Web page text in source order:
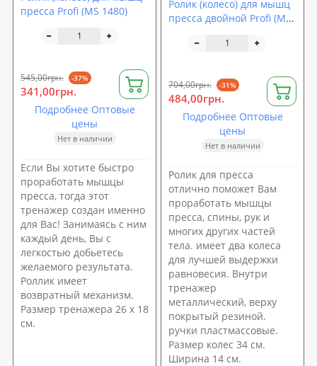
пресса Profi (MS 1480)
545,00грн. -37%
341,00грн.
Подробнее Оптовые
цены
Нет в наличии
Если Вы хотите быстро
проработать мышцы
пресса, тогда этот
тренажер создан именно
для Вас! Занимаясь с ним
каждый день, Вы с
легкостью добьетесь
желаемого результата.
Роллик имеет
возвратный механизм.
Размер тренажера 26 х 18
см.
Ролик (колесо) для мышц
пресса двойной Profi (MS
704,00грн. -31%
484,00грн.
Подробнее Оптовые
цены
Нет в наличии
Ролик для пресса
отлично поможет Вам
проработать мышцы
пресса, спины, рук и
многих других частей
тела. имеет два колеса
для лучшей выдержки
равновесия. Внутри
тренажер
металлический, верху
покрытый резиной.
ручки пластмассовые.
Размер колес 34 см.
Ширина 14 см.